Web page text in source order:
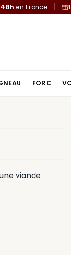
en France
PORC
viande